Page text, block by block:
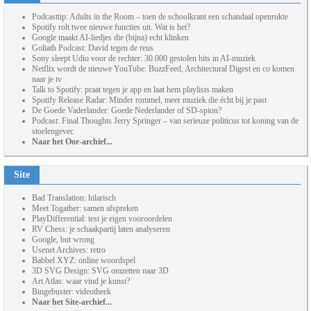
Podcasttip: Adults in the Room – toen de schoolkrant een schandaal openrukte
Spotify rolt twee nieuwe functies uit. Wat is het?
Google maakt AI-liedjes die (bijna) echt klinken
Goliath Podcast: David tegen de reus
Sony sleept Udio voor de rechter: 30.000 gestolen hits in AI-muziek
Netflix wordt de nieuwe YouTube: BuzzFeed, Architectural Digest en co komen
naar je tv
Talk to Spotify: praat tegen je app en laat hem playlists maken
Spotify Release Radar: Minder rommel, meer muziek die écht bij je past
De Goede Vaderlander: Goede Nederlander of SD-spion?
Podcast: Final Thoughts Jerry Springer – van serieuze politicus tot koning van de
stoelengevec
Naar het Oor-archief...
Site
Bad Translation: hilarisch
Meet Togather: samen afspreken
PlayDifferential: test je eigen vooroordelen
RV Chess: je schaakpartij laten analyseren
Google, but wrong
Usenet Archives: retro
Babbel XYZ: online woordspel
3D SVG Design: SVG omzetten naar 3D
Art Atlas: waar vind je kunst?
Bingebuster: videotheek
Naar het Site-archief...